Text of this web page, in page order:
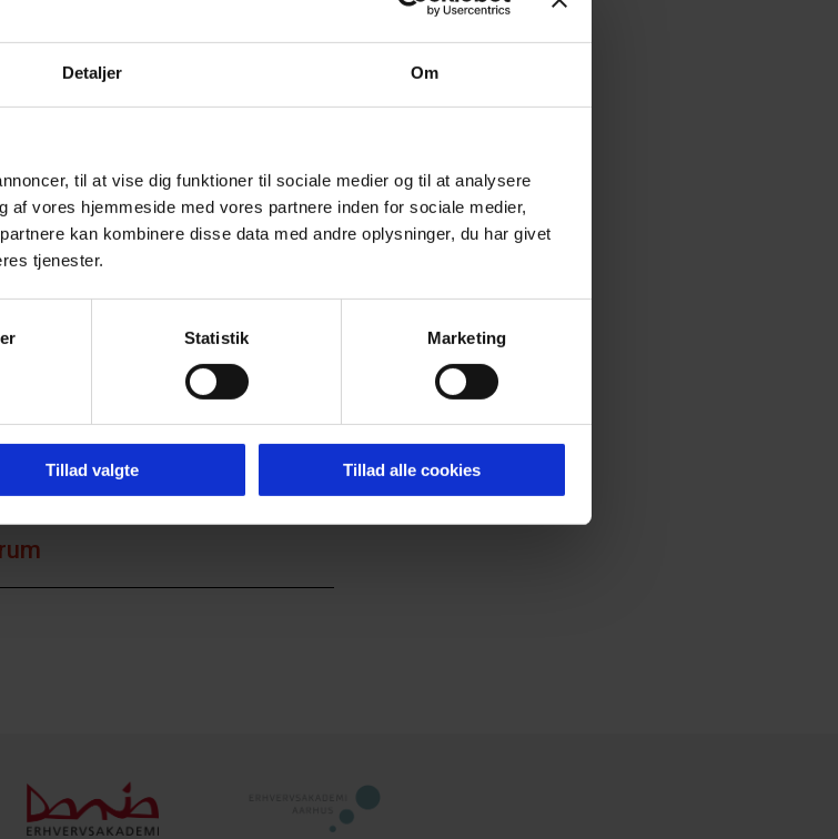
Detaljer Om
til at vise dig funktioner til sociale medier og til at analysere
vores hjemmeside med vores partnere inden for sociale medier,
kan kombinere disse data med andre oplysninger, du har givet
tjenester.
Statistik Marketing
Tillad valgte Tillad alle cookies
Museum